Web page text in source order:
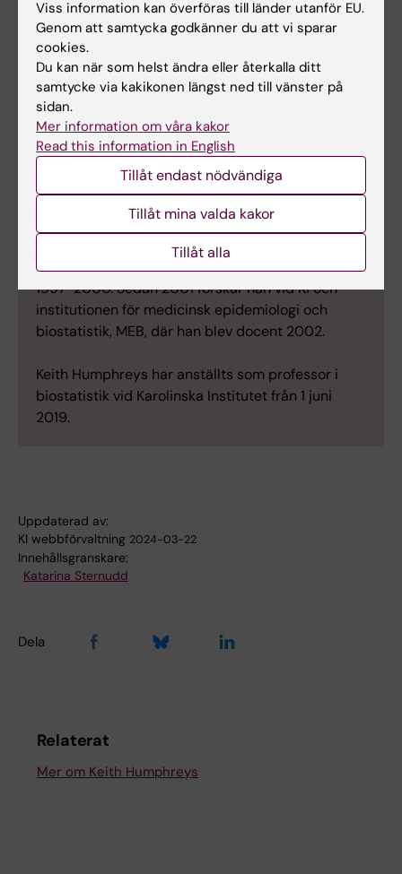
Professor i biostatistik vid institutionen för
medicinsk epidemiologi och biostatistik
Keith Humphreys är född 1965 i Bishop’s Stortford,
Storbritannien. Han har studerat statistik vid
Sheffield City Polytechnic samt Southampton
University, med examina 1988 respektive 1990.
1996 disputerade han vid Southampton
University.
Humphreys var postdok vid Stockholms
universitet 1996-1997, och vid Glasgow University
1997-2000. Sedan 2001 forskar han vid KI och
institutionen för medicinsk epidemiologi och
biostatistik, MEB, där han blev docent 2002.
Keith Humphreys har anställts som professor i
biostatistik vid Karolinska Institutet från 1 juni
2019.
Uppdaterad av:
KI webbförvaltning 2024-03-22
Innehållsgranskare:
Katarina Sternudd
Dela
Relaterat
Mer om Keith Humphreys
Viss information kan överföras till länder utanför EU.
Genom att samtycka godkänner du att vi sparar
cookies.
Du kan när som helst ändra eller återkalla ditt
samtycke via kakikonen längst ned till vänster på
sidan.
Mer information om våra kakor
Read this information in English
Tillåt endast nödvändiga
Tillåt mina valda kakor
Tillåt alla